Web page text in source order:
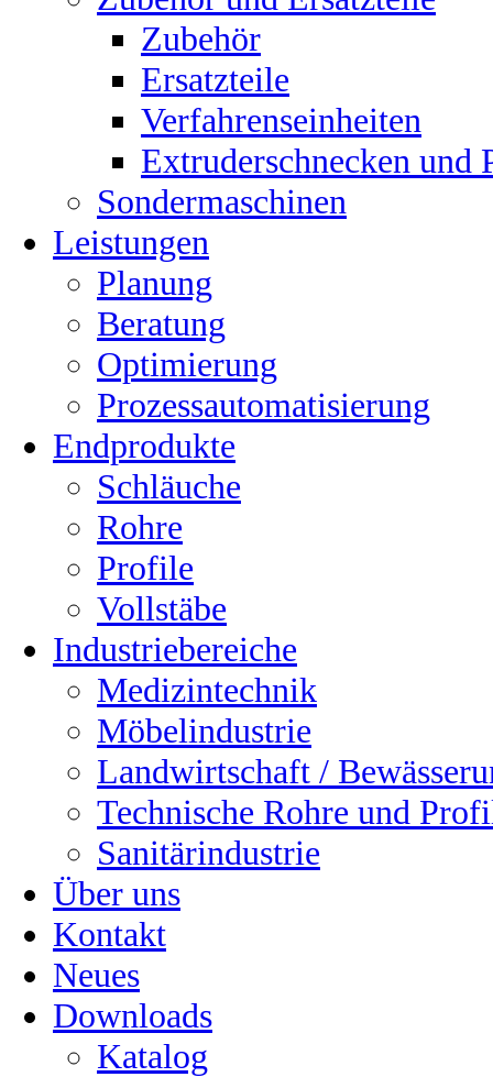
Zubehör
Ersatzteile
Verfahrenseinheiten
Extruderschnecken
Sondermaschinen
Leistungen
Planung
Beratung
Optimierung
Prozessautomatisierung
Endprodukte
Schläuche
Rohre
Profile
Vollstäbe
Industriebereiche
Medizintechnik
Möbelindustrie
Landwirtschaft /
Technische Rohre und
Sanitärindustrie
Über uns
Kontakt
Neues
Downloads
Katalog